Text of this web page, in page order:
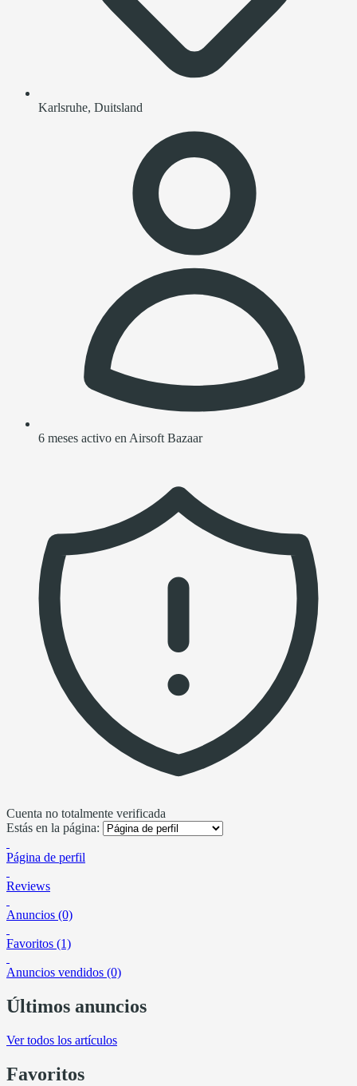
Karlsruhe, Duitsland
6 meses activo en Airsoft Bazaar
Cuenta no totalmente verificada
Estás en la página:
Página de perfil
Reviews
Anuncios (0)
Favoritos (1)
Anuncios vendidos (0)
Últimos anuncios
Ver todos los artículos
Favoritos